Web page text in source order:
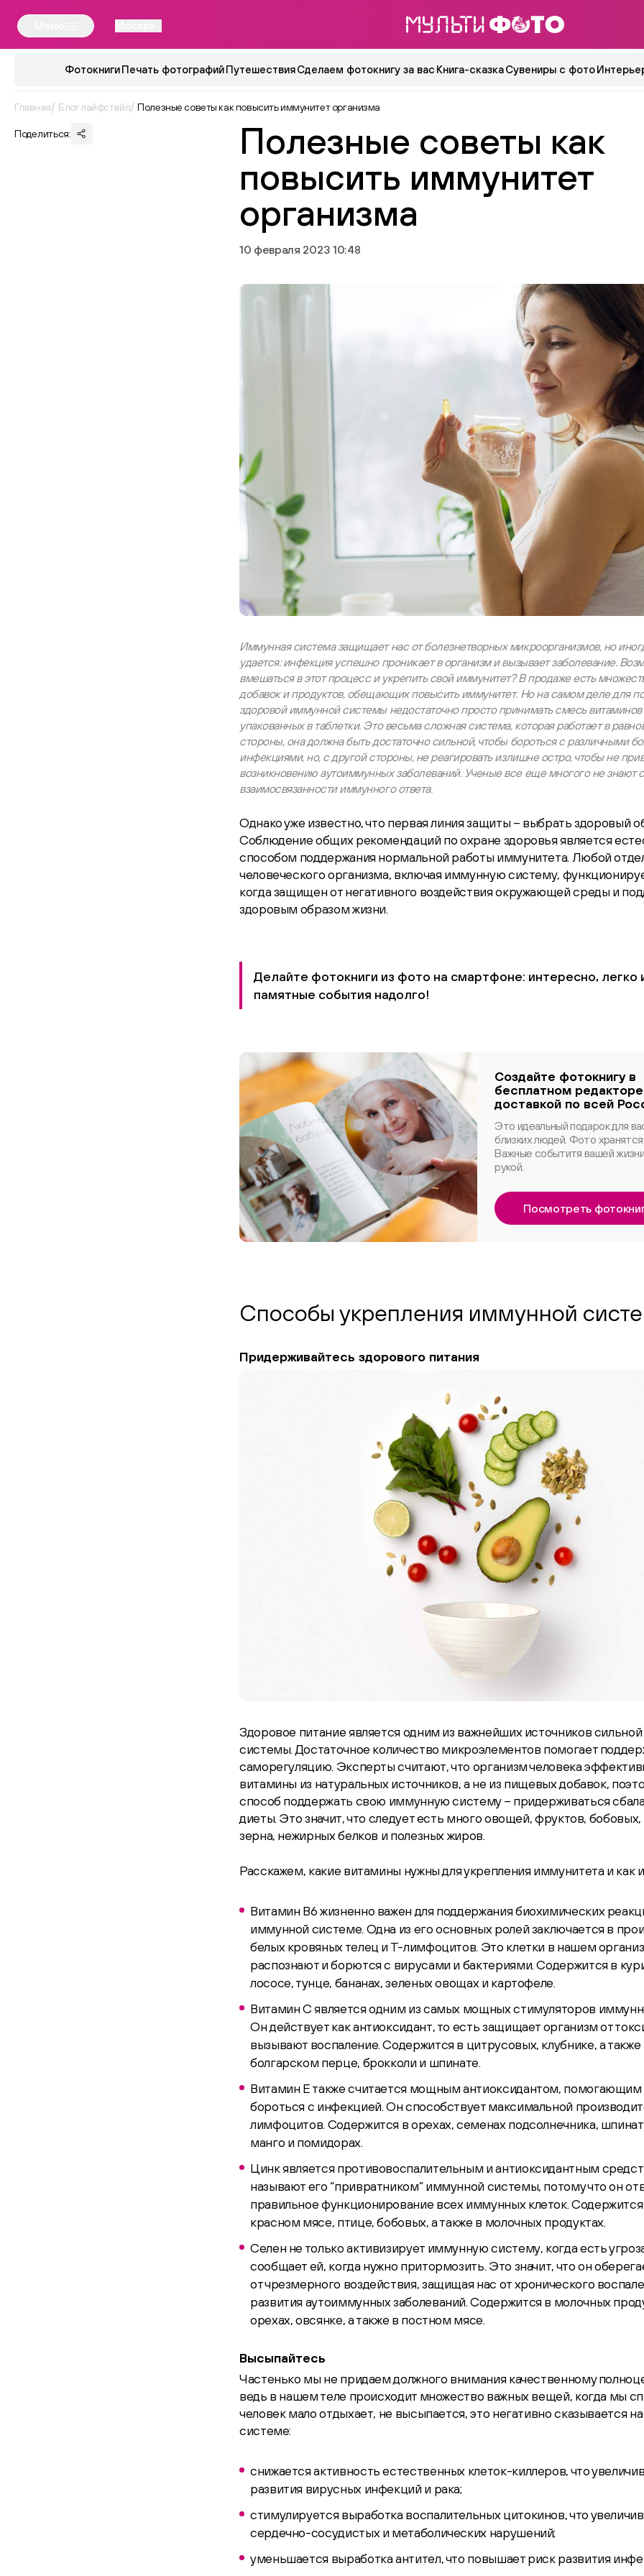
Фотокниги Печать фотографий Путешествия Сделаем фотокнигу за вас Книга-сказка Сувениры с фото
Главная Блог лайфстайл Полезные советы как повысить иммунитет организма
Полезные советы как
повысить иммунитет
организма
10 февраля 2023 10:48
Поделиться:
Иммунная система защищает нас от болезнетворных микроорганизмов, но
удается: инфекция успешно проникает в организм и вызывает заболевание.
вмешаться в этот процесс и укрепить свой иммунитет? В продаже есть
добавок и продуктов, обещающих повысить иммунитет. Но на самом деле для
здоровой иммунной системы недостаточно просто принимать смесь
упакованных в таблетки. Это весьма сложная система, которая работает в
стороны, она должна быть достаточно сильной, чтобы бороться с различными
инфекциями, но, с другой стороны, не реагировать излишне остро, чтобы не
возникновению аутоиммунных заболеваний. Ученые все еще многого не знают
взаимосвязанности иммунного ответа.
Однако уже известно, что первая линия защиты – выбрать здоровый
Соблюдение общих рекомендаций по охране здоровья является
способом поддержания нормальной работы иммунитета. Любой
человеческого организма, включая иммунную систему,
когда защищен от негативного воздействия окружающей среды и
здоровым образом жизни.
Делайте фотокниги из фото на смартфоне: интересно, легко
памятные события надолго!
Создайте фотокнигу в
бесплатном
доставкой по всей
Это идеальный подарок для
близких людей. Фото
Важные событитя вашей
рукой.
Посмотреть
Способы укрепления иммунной
Придерживайтесь здорового питания
Здоровое питание является одним из важнейших источников
системы. Достаточное количество микроэлементов помогает
саморегуляцию. Эксперты считают, что организм человека
витамины из натуральных источников, а не из пищевых добавок,
способ поддержать свою иммунную систему – придерживаться
диеты. Это значит, что следует есть много овощей, фруктов,
зерна, нежирных белков и полезных жиров.
Расскажем, какие витамины нужны для укрепления иммунитета и как
Витамин В6 жизненно важен для поддержания биохимических
иммунной системе. Одна из его основных ролей заключается в
белых кровяных телец и Т-лимфоцитов. Это клетки в нашем
распознают и борются с вирусами и бактериями. Содержится в
лососе, тунце, бананах, зеленых овощах и картофеле.
Витамин С является одним из самых мощных стимуляторов
Он действует как антиоксидант, то есть защищает организм от
вызывают воспаление. Содержится в цитрусовых, клубнике, а
болгарском перце, брокколи и шпинате.
Витамин Е также считается мощным антиоксидантом, помогающим
бороться с инфекцией. Он способствует максимальной
лимфоцитов. Содержится в орехах, семенах подсолнечника,
манго и помидорах.
Цинк является противовоспалительным и антиоксидантным
называют его “привратником” иммунной системы, потому что он
правильное функционирование всех иммунных клеток. Содержится
красном мясе, птице, бобовых, а также в молочных продуктах.
Селен не только активизирует иммунную систему, когда есть
сообщает ей, когда нужно притормозить. Это значит, что он
от чрезмерного воздействия, защищая нас от хронического
развития аутоиммунных заболеваний. Содержится в молочных
орехах, овсянке, а также в постном мясе.
Высыпайтесь
Частенько мы не придаем должного внимания качественному
ведь в нашем теле происходит множество важных вещей, когда мы
человек мало отдыхает, не высыпается, это негативно сказывается
системе:
снижается активность естественных клеток-киллеров, что
развития вирусных инфекций и рака;
стимулируется выработка воспалительных цитокинов, что
сердечно-сосудистых и метаболических нарушений;
уменьшается выработка антител, что повышает риск развития